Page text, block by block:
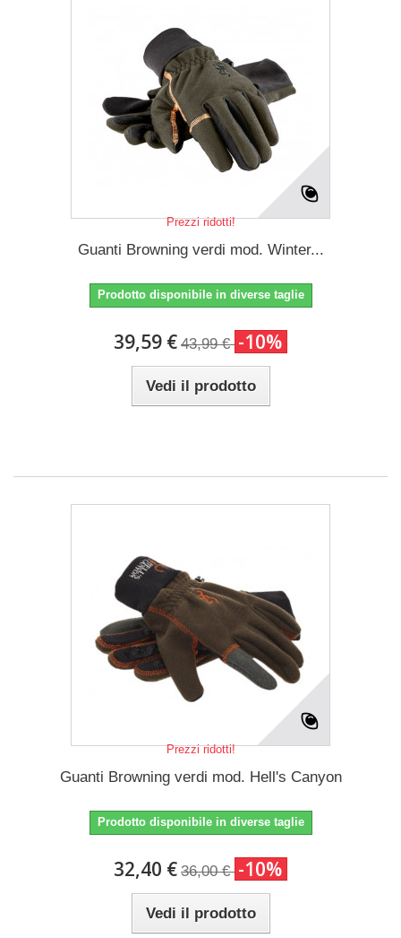
Prezzi ridotti!
Guanti Browning verdi mod. Winter...
Prodotto disponibile in diverse taglie
39,59 € 43,99 € -10%
Vedi il prodotto
Prezzi ridotti!
Guanti Browning verdi mod. Hell's Canyon
Prodotto disponibile in diverse taglie
32,40 € 36,00 € -10%
Vedi il prodotto